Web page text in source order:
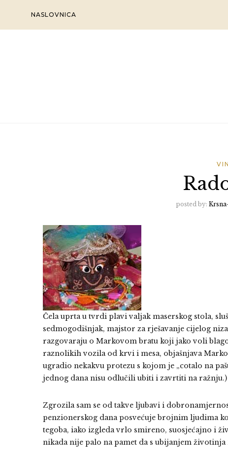
content
NASLOVNICA
posted by:
Čela uprta u tvrdi plavi valjak maserskog stola,
sedmogodišnjak, majstor za rješavanje cijelog
razgovaraju o Markovom bratu koji jako voli
raznolikih vozila od krvi i mesa, objašnjava
ugradio nekakvu protezu s kojom je „cotalo na
jednog dana nisu odlučili ubiti i zavrtiti na ražnju.)
Zgrozila sam se od takve ljubavi i
penzionerskog dana posvećuje brojnim ljudima
tegoba, iako izgleda vrlo smireno, suosjećajno i
nikada nije palo na pamet da s ubijanjem životinja